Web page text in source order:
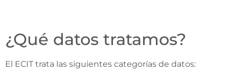
¿Qué datos tratamos?
El ECIT trata las siguientes categorías de datos: